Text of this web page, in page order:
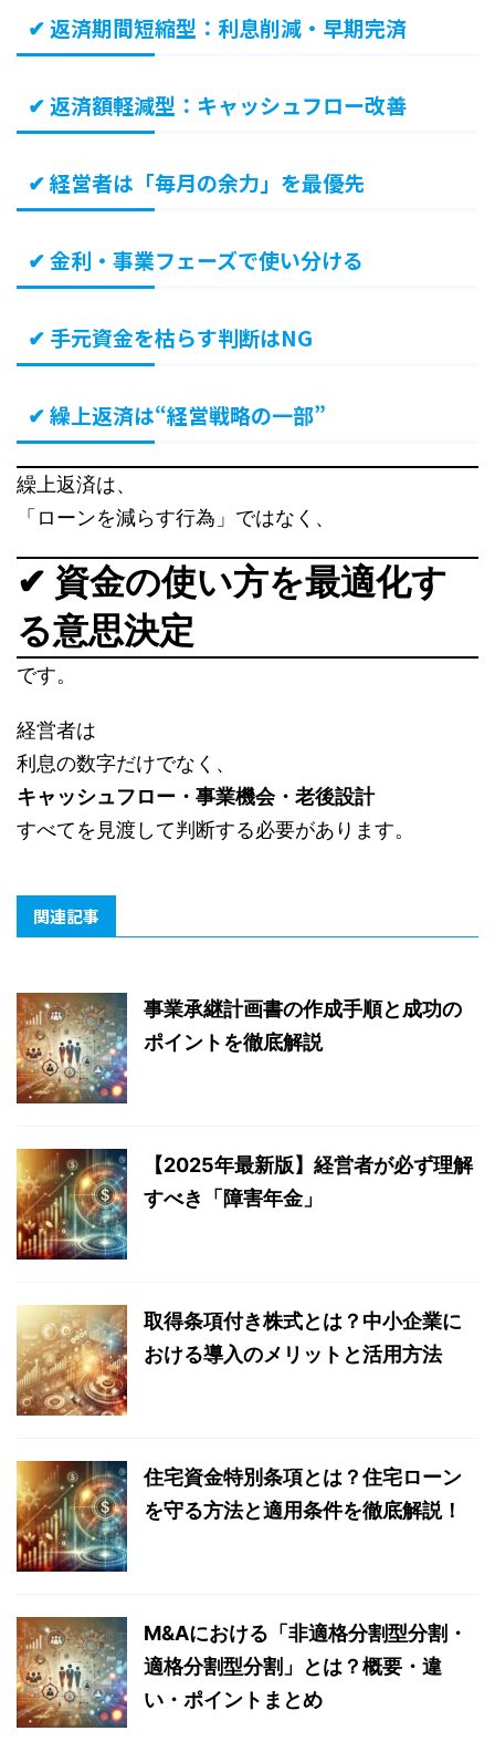
✔ 返済期間短縮型：利息削減・早期完済
✔ 返済額軽減型：キャッシュフロー改善
✔ 経営者は「毎月の余力」を最優先
✔ 金利・事業フェーズで使い分ける
✔ 手元資金を枯らす判断はNG
✔ 繰上返済は“経営戦略の一部”
繰上返済は、
「ローンを減らす行為」ではなく、
✔ 資金の使い方を最適化す
る意思決定
です。
経営者は
利息の数字だけでなく、
キャッシュフロー・事業機会・老後設計
すべてを見渡して判断する必要があります。
関連記事
事業承継計画書の作成手順と成功の
ポイントを徹底解説
【2025年最新版】経営者が必ず理解
すべき「障害年金」
取得条項付き株式とは？中小企業に
おける導入のメリットと活用方法
住宅資金特別条項とは？住宅ローン
を守る方法と適用条件を徹底解説！
M&Aにおける「非適格分割型分割・
適格分割型分割」とは？概要・違
い・ポイントまとめ